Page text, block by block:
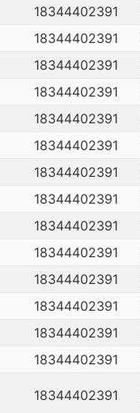
18344402391
18344402391
18344402391
18344402391
18344402391
18344402391
18344402391
18344402391
18344402391
18344402391
18344402391
18344402391
18344402391
18344402391
18344402391